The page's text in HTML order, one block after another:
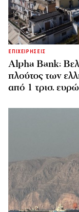
ΕΠΙΧΕΙΡΗΣΕΙΣ
Alpha Bank:
πλούτος των
από 1 τρισ.